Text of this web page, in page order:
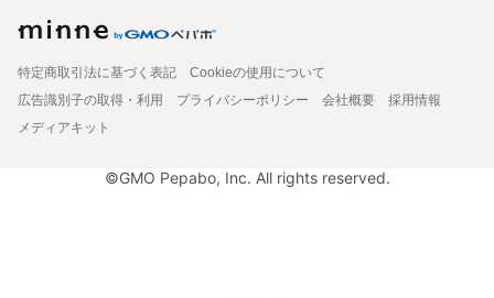
特定商取引法に基づく表記
Cookieの使用について
広告識別子の取得・利用
プライバシーポリシー 会社概要
採用情報
メディアキット
©GMO Pepabo, Inc. All rights reserved.